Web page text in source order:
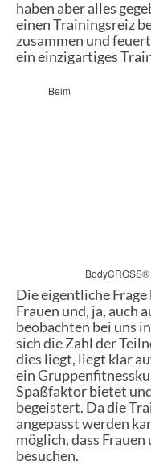
haben aber alles
einen Trainingsreiz
zusammen und
ein einzigartiges
Beim
Die eigentliche
Frauen und, ja, auch
beobachten bei uns
sich die Zahl der
dies liegt, liegt klar
ein
Spaßfaktor bietet
begeistert. Da die
angepasst werden
möglich, dass
besuchen.